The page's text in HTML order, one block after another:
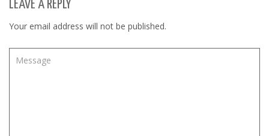
LEAVE A REPLY
Your email address will not be published.